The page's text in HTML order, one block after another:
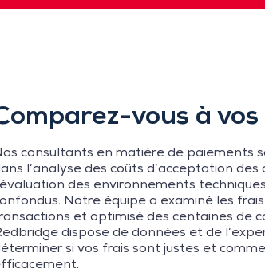
vous à
consultants en matière de paiements
l’analyse des coûts d’acceptation
des environnements
Notre équipe a examiné les
et optimisé des centaines de
dispose de données et de
si vos frais sont justes et